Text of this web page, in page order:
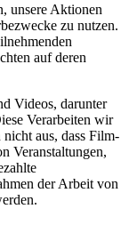
unsere Aktionen
zu nutzen.
auf deren
Videos, darunter
Verarbeiten wir
aus, dass Film-
Veranstaltungen,
der Arbeit von